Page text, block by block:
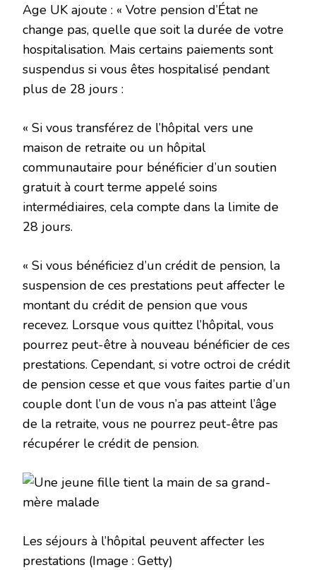
Age UK ajoute : « Votre pension d’État ne
change pas, quelle que soit la durée de votre
hospitalisation. Mais certains paiements sont
suspendus si vous êtes hospitalisé pendant
plus de 28 jours :
« Si vous transférez de l’hôpital vers une
maison de retraite ou un hôpital
communautaire pour bénéficier d’un soutien
gratuit à court terme appelé soins
intermédiaires, cela compte dans la limite de
28 jours.
« Si vous bénéficiez d’un crédit de pension, la
suspension de ces prestations peut affecter le
montant du crédit de pension que vous
recevez. Lorsque vous quittez l’hôpital, vous
pourrez peut-être à nouveau bénéficier de ces
prestations. Cependant, si votre octroi de crédit
de pension cesse et que vous faites partie d’un
couple dont l’un de vous n’a pas atteint l’âge
de la retraite, vous ne pourrez peut-être pas
récupérer le crédit de pension.
Les séjours à l’hôpital peuvent affecter les
prestations (Image : Getty)